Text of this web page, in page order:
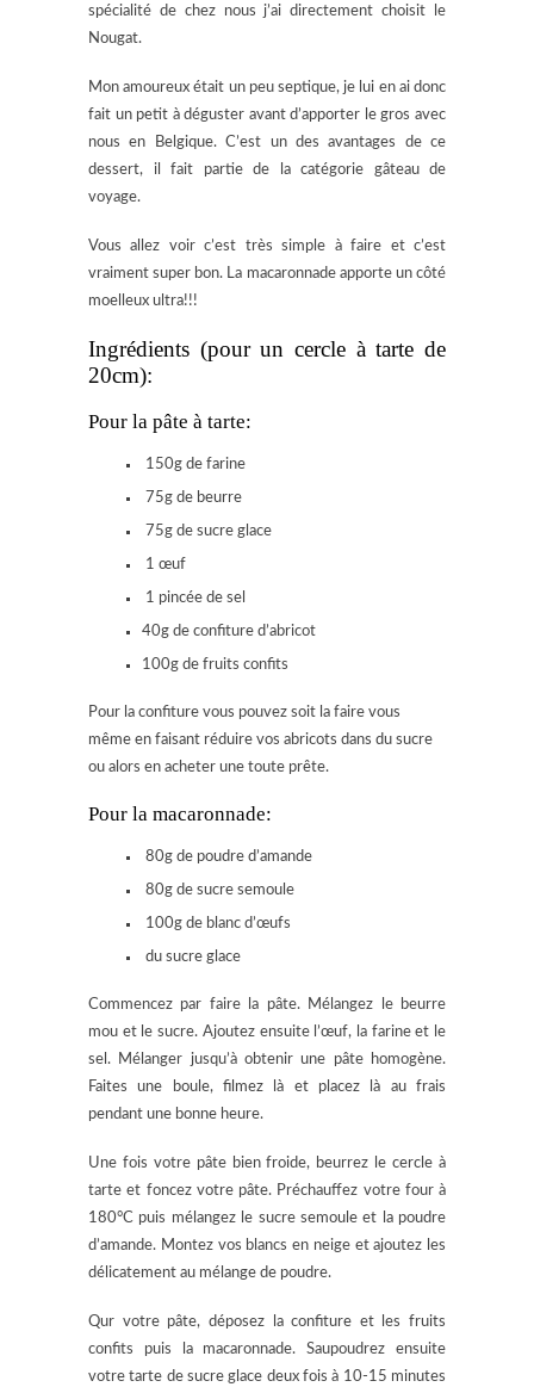
spécialité de chez nous j’ai directement choisit le
Nougat.
Mon amoureux était un peu septique, je lui en ai donc
fait un petit à déguster avant d’apporter le gros avec
nous en Belgique. C’est un des avantages de ce
dessert, il fait partie de la catégorie gâteau de
voyage.
Vous allez voir c’est très simple à faire et c’est
vraiment super bon. La macaronnade apporte un côté
moelleux ultra!!!
Ingrédients (pour un cercle à tarte de
20cm):
Pour la pâte à tarte:
150g de farine
75g de beurre
75g de sucre glace
1 œuf
1 pincée de sel
40g de confiture d’abricot
100g de fruits confits
Pour la confiture vous pouvez soit la faire vous
même en faisant réduire vos abricots dans du sucre
ou alors en acheter une toute prête.
Pour la macaronnade:
80g de poudre d’amande
80g de sucre semoule
100g de blanc d’œufs
du sucre glace
Commencez par faire la pâte. Mélangez le beurre
mou et le sucre. Ajoutez ensuite l’œuf, la farine et le
sel. Mélanger jusqu’à obtenir une pâte homogène.
Faites une boule, filmez là et placez là au frais
pendant une bonne heure.
Une fois votre pâte bien froide, beurrez le cercle à
tarte et foncez votre pâte. Préchauffez votre four à
180°C puis mélangez le sucre semoule et la poudre
d’amande. Montez vos blancs en neige et ajoutez les
délicatement au mélange de poudre.
Qur votre pâte, déposez la confiture et les fruits
confits puis la macaronnade. Saupoudrez ensuite
votre tarte de sucre glace deux fois à 10-15 minutes